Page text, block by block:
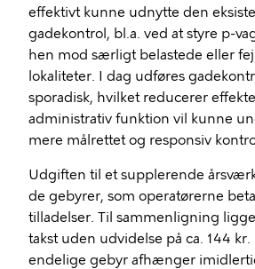
effektivt kunne udnytte den
gadekontrol, bl.a. ved at styre p-
hen mod særligt belastede eller
lokaliteter. I dag udføres
sporadisk, hvilket reducerer
administrativ funktion vil kunne
mere målrettet og responsiv
Udgiften til et supplerende
de gebyrer, som operatørerne
tilladelser. Til sammenligning
takst uden udvidelse på ca. 144 kr.
endelige gebyr afhænger